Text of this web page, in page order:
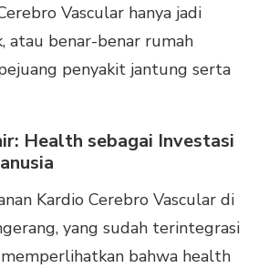
Vascular hanya jadi
atau benar-benar rumah
penyakit jantung serta
Health sebagai Investasi
Kardio Cerebro Vascular di
yang sudah terintegrasi
memperlihatkan bahwa health